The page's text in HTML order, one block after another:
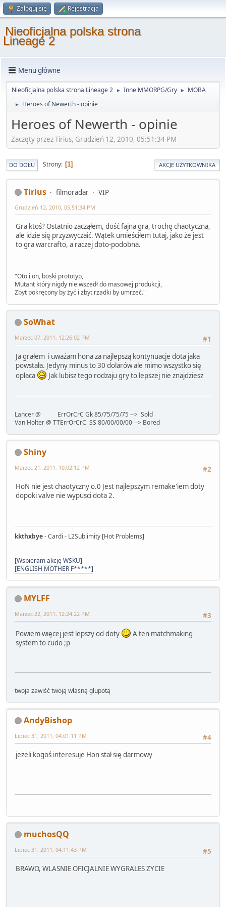
Zaloguj się Rejestracja
Nieoficjalna polska strona
Lineage 2
Menu główne
Nieoficjalna polska strona Lineage 2 ► Inne MMORPG/Gry ► MOBA
► Heroes of Newerth - opinie
Heroes of Newerth - opinie
Zaczęty przez Tirius, Grudzień 12, 2010, 05:51:34 PM
DO DOŁU Strony 1 AKCJE UŻYTKOWNIKA
Tirius filmoradar VIP
Grudzień 12, 2010, 05:51:34 PM
Gra ktoś? Ostatnio zacząłem, dość fajna gra, trochę chaotyczna,
ale idzie się przyzwyczaić. Wątek umieściłem tutaj, jako że jest
to gra warcrafto, a raczej doto-podobna.
"Oto i on, boski prototyp,
Mutant który nigdy nie wszedł do masowej produkcji,
Zbyt pokręcony by żyć i zbyt rzadki by umrzeć."
SoWhat
#1
Marzec 07, 2011, 12:26:02 PM
Ja grałem i uważam hona za najlepszą kontynuacje dota jaka
powstała. Jedyny minus to 30 dolarów ale mimo wszystko się
opłaca
Jak lubisz tego rodzaju gry to lepszej nie znajdziesz
Lancer @ ErrOrCrC Gk 85/75/75/75 --> Sold
Van Holter @ TTErrOrCrC SS 80/00/00/00 --> Bored
Shiny
#2
Marzec 21, 2011, 10:02:12 PM
HoN nie jest chaotyczny o.0 Jest najlepszym remake'iem doty
dopoki valve nie wypusci dota 2.
kkthxbye- Cardi - L2Sublimity [Hot Problems]
[Wspieram akcję WSKU]
[ENGLISH MOTHER F*****]
MYLFF
#3
Marzec 22, 2011, 12:24:22 PM
Powiem więcej jest lepszy od doty
A ten matchmaking
system to cudo ;p
twoja zawiść twoją własną głupotą
AndyBishop
#4
Lipiec 31, 2011, 04:01:11 PM
jeżeli kogoś interesuje Hon stał się darmowy
muchosQQ
#5
Lipiec 31, 2011, 04:11:43 PM
BRAWO, WLASNIE OFICJALNIE WYGRALES ZYCIE